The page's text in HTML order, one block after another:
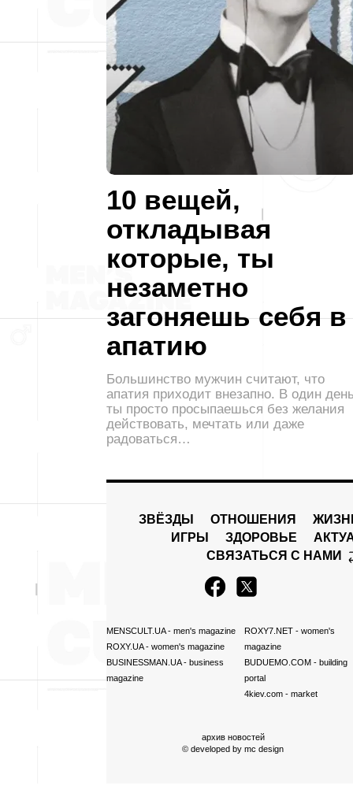
10 вещей,
откладывая
которые, ты
незаметно
загоняешь себя в
апатию
Большинство мужчин считают, что
апатия приходит внезапно. В один
ты просто просыпаешься без желания
действовать, мечтать или даже
радоваться…
ЗВЁЗДЫ ОТНОШЕНИЯ
ИГРЫ
ЗДОРОВЬЕ
СВЯЗАТЬСЯ С НАМИ
MENSCULT.UA- men's magazine
ROXY.UA- women's magazine
BUSINESSMAN.UA- business
magazine
ROXY7.NET- women's
magazine
BUDUEMO.COM- building
portal
4kiev.com- market
архив новостей
© developed by mc design